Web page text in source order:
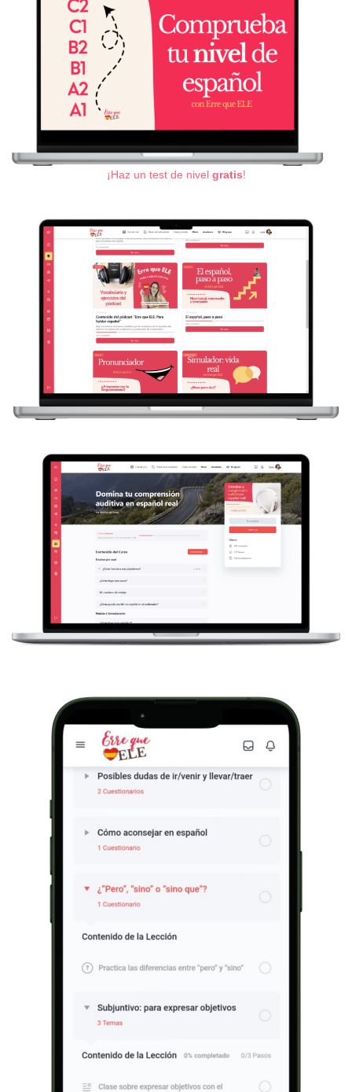
¡Haz un test de nivel gratis!